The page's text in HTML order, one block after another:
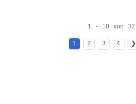
1 - 10 von 32
1 2 3 4 ❯